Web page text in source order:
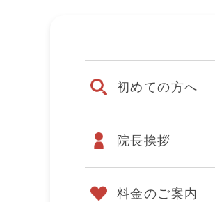
初めての方へ
院長挨拶
料金のご案内